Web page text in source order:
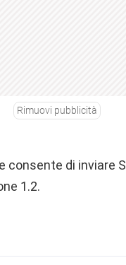
Rimuovi pubblicità
consente di inviare
1.2.